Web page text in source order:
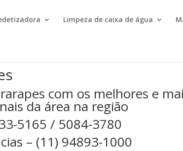
Limpeza de caixa de água
com os melhores e
da área na região
5165 / 5084-3780
– (11) 94893-1000